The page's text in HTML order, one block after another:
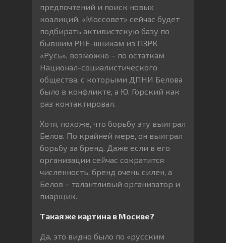
предпочтений и поиск новых
коалиций. «Моссовет» сейчас будет
подбирать активистскую базу по
бывшим РНЕ-шникам из ПЗРК
«Русь», возможно – по остаткам
Национал-социалистического
общества, с которыми ДПНИ Белова
было в конфликте, а Ю. Горский как
раз контактировал.
Хотя, похоже, что борьбу эту выиграл
Белов. По крайней мере, он выиграл
борьбу за бренд. Даже если в его
организации сейчас сократится
численность, бренд очень силен, а
Белов – талантливый организатор и
пиарщик.
Такая же картина в Москве?
Да, это видно было по «русским